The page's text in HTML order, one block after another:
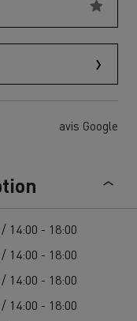
avis Google
14:00 - 18:00
14:00 - 18:00
14:00 - 18:00
14:00 - 18:00